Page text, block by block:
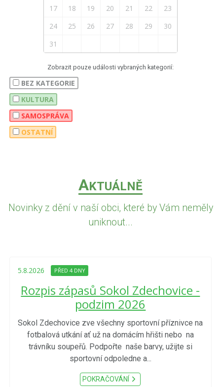
17
18 19 20 21 22
23
24
25 26 27 28 29
30
31
Zobrazit pouze události vybraných kategorií:
BEZ KATEGORIE
KULTURA
SAMOSPRÁVA
OSTATNÍ
AKTUÁLNĚ
Novinky z dění v naší obci, které by Vám neměly
uniknout...
5.8.2026 PŘED 4 DNY
Rozpis zápasů Sokol Zdechovice -
podzim 2026
Sokol Zdechovice zve všechny sportovní příznivce na
fotbalová utkání ať už na domácím hřišti nebo na
trávníku soupeřů. Podpořte naše barvy, užijte si
sportovní odpoledne a...
POKRAČOVÁNÍ